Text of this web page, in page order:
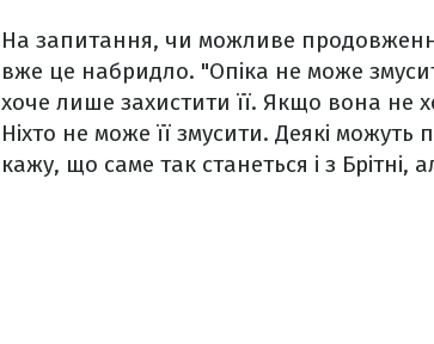
На запитання, чи можливе
вже це набридло. "Опіка не може
хоче лише захистити її. Якщо вона не
Ніхто не може її змусити. Деякі
кажу, що саме так станеться і з Брітні,